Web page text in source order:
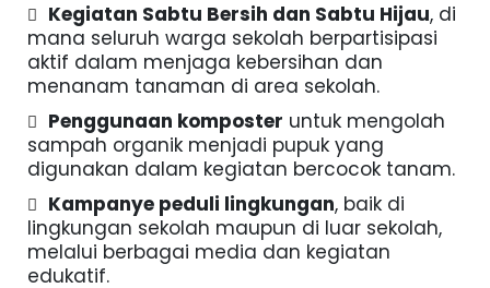
Kegiatan Sabtu Bersih dan Sabtu Hijau, di
mana seluruh warga sekolah berpartisipasi
aktif dalam menjaga kebersihan dan
menanam tanaman di area sekolah.
Penggunaan komposter untuk mengolah
sampah organik menjadi pupuk yang
digunakan dalam kegiatan bercocok tanam.
Kampanye peduli lingkungan, baik di
lingkungan sekolah maupun di luar sekolah,
melalui berbagai media dan kegiatan
edukatif.